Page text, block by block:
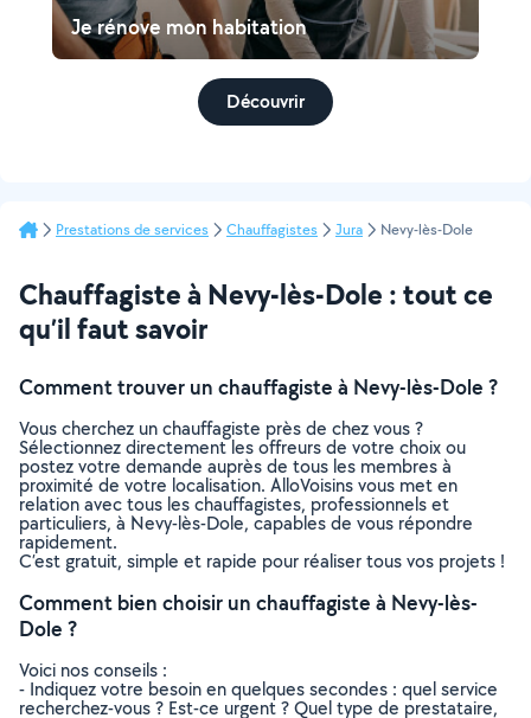
Je rénove mon habitation
Découvrir
Prestations de services Chauffagistes Jura Nevy-lès-Dole
Chauffagiste à Nevy-lès-Dole : tout ce
qu’il faut savoir
Comment trouver un chauffagiste à Nevy-lès-Dole ?
Vous cherchez un chauffagiste près de chez vous ?
Sélectionnez directement les offreurs de votre choix ou
postez votre demande auprès de tous les membres à
proximité de votre localisation. AlloVoisins vous met en
relation avec tous les chauffagistes, professionnels et
particuliers, à Nevy-lès-Dole, capables de vous répondre
rapidement.
C’est gratuit, simple et rapide pour réaliser tous vos projets !
Comment bien choisir un chauffagiste à Nevy-lès-
Dole ?
Voici nos conseils :
- Indiquez votre besoin en quelques secondes : quel service
recherchez-vous ? Est-ce urgent ? Quel type de prestataire,